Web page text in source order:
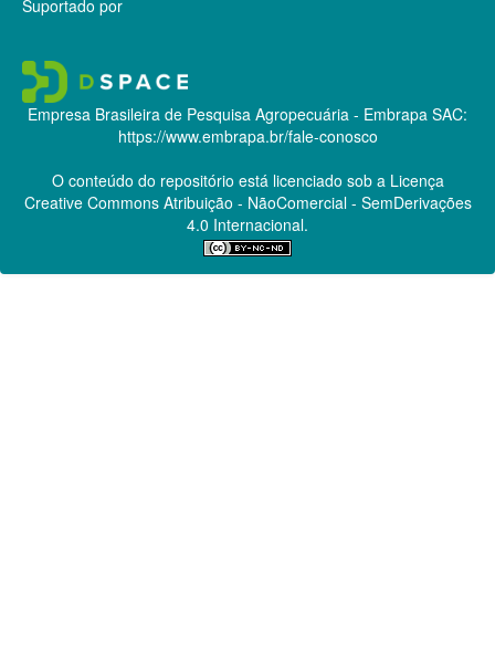
Suportado por
Empresa Brasileira de Pesquisa Agropecuária - Embrapa SAC:
https://www.embrapa.br/fale-conosco
O conteúdo do repositório está licenciado sob a Licença
Creative CommonsAtribuição - NãoComercial - SemDerivações
4.0 Internacional.